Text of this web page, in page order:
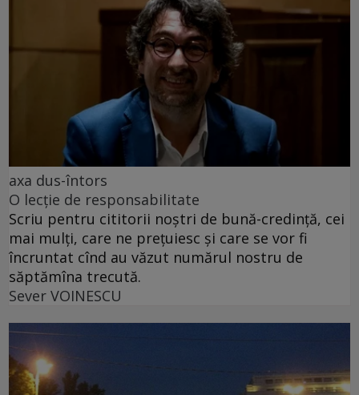
axa dus-întors
O lecție de responsabilitate
Scriu pentru cititorii noștri de bună-credință, cei
mai mulți, care ne prețuiesc și care se vor fi
încruntat cînd au văzut numărul nostru de
săptămîna trecută.
Sever VOINESCU